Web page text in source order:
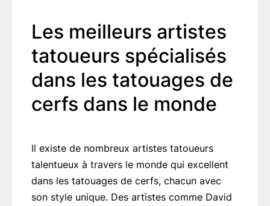
Les meilleurs artistes
tatoueurs spécialisés
dans les tatouages de
cerfs dans le monde
Il existe de nombreux artistes tatoueurs
talentueux à travers le monde qui excellent
dans les tatouages de cerfs, chacun avec
son style unique. Des artistes comme David